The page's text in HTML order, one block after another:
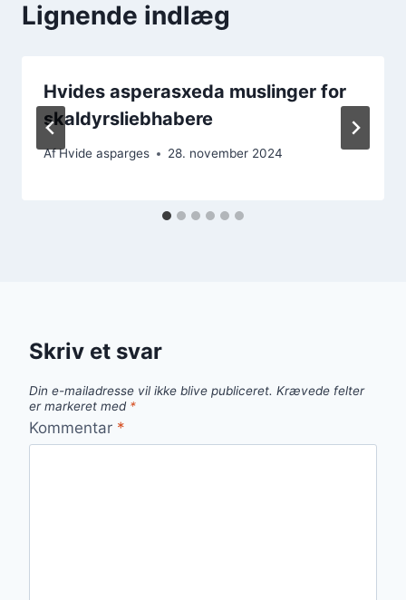
Lignende indlæg
Hvides asperasxeda muslinger for
skaldyrsliebhabere
AfHvide asparges 28. november 2024
Skriv et svar
Din e-mailadresse vil ikke blive publiceret. Krævede felter
er markeret med *
Kommentar *